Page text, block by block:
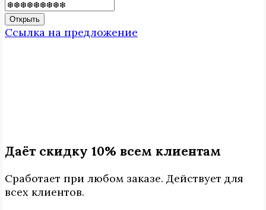
Открыть
Ссылка на предложение
Даёт скидку 10% всем клиентам
Сработает при любом заказе. Действует для
всех клиентов.